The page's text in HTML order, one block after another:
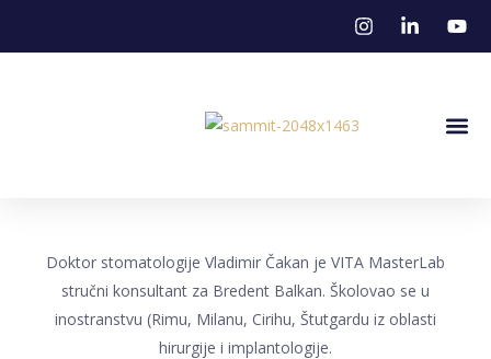
Doktor stomatologije Vladimir Čakan je VITA MasterLab
stručni konsultant za Bredent Balkan. Školovao se u
inostranstvu (Rimu, Milanu, Cirihu, Štutgardu iz oblasti
hirurgije i implantologije.